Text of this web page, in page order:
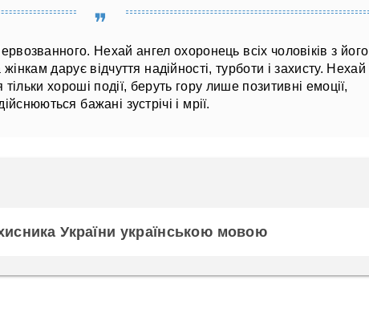
Нехай ангел охоронець всіх чоловіків з його
дарує відчуття надійності, турботи і захисту. Нехай
хороші події, беруть гору лише позитивні емоції,
бажані зустрічі і мрії.
України українською мовою